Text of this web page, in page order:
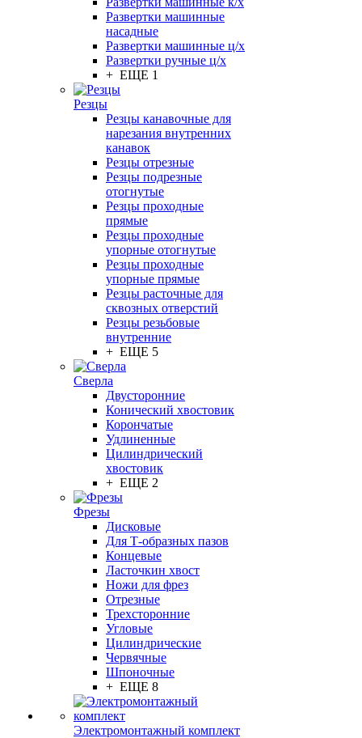
Развертки машинные
насадные
Развертки машинные ц/х
Развертки ручные ц/х
+ ЕЩЕ 1
Резцы
Резцы канавочные для
нарезания внутренних
канавок
Резцы отрезные
Резцы подрезные
отогнутые
Резцы проходные
прямые
Резцы проходные
упорные отогнутые
Резцы проходные
упорные прямые
Резцы расточные для
сквозных отверстий
Резцы резьбовые
внутренние
+ ЕЩЕ 5
Сверла
Двусторонние
Конический хвостовик
Корончатые
Удлиненные
Цилиндрический
хвостовик
+ ЕЩЕ 2
Фрезы
Дисковые
Для Т-образных пазов
Концевые
Ласточкин хвост
Ножи для фрез
Отрезные
Трехсторонние
Угловые
Цилиндрические
Червячные
Шпоночные
+ ЕЩЕ 8
Электромонтажный комплект